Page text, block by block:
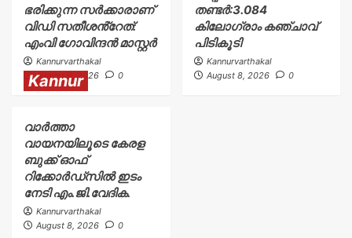
ഭരിക്കുന്ന സർക്കാരാണ്
വിഡി സതീശൻ്റേത്:
എംവി ഗോവിന്ദൻ മാസ്റ്റർ
Kannurvarthakal
August 8, 2026
0
തണ്ടർ:3.084
കിലോഗ്രാം കഞ്ചാവ്
പിടികൂടി
Kannurvarthakal
August 8, 2026
0
Kannur
വാർത്താ
വായനയിലൂടെ കേരള
ബുക്ക് ഓഫ്
റിക്കോർഡ്സിൽ ഇടം
നേടി എം.ജി.വേദിക.
Kannurvarthakal
August 8, 2026
0